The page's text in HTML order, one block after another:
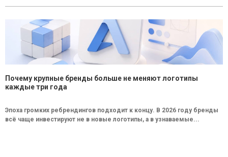
Почему крупные бренды больше не меняют логотипы
каждые три года
Эпоха громких ребрендингов подходит к концу. В 2026 году бренды
всё чаще инвестируют не в новые логотипы, а в узнаваемые...